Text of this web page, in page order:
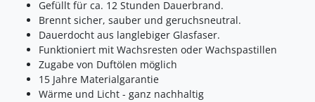
Gefüllt für ca. 12 Stunden Dauerbrand.
Brennt sicher, sauber und geruchsneutral.
Dauerdocht aus langlebiger Glasfaser.
Funktioniert mit Wachsresten oder Wachspastillen
Zugabe von Duftölen möglich
15 Jahre Materialgarantie
Wärme und Licht - ganz nachhaltig